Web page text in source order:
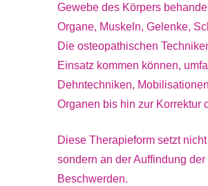
Gewebe des Körpers
Organe, Muskeln, Gelenke,
Die osteopathischen
Einsatz kommen können,
Dehntechniken,
Organen bis hin zur Korrektur
Diese Therapieform setzt
sondern an der Auffindung
Beschwerden.